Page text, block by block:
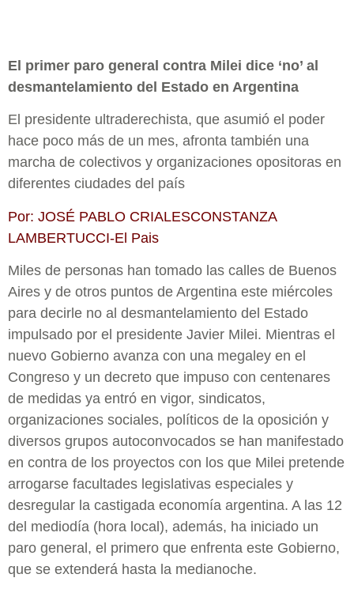
El primer paro general contra Milei dice ‘no’ al
desmantelamiento del Estado en Argentina
El presidente ultraderechista, que asumió el poder
hace poco más de un mes, afronta también una
marcha de colectivos y organizaciones opositoras en
diferentes ciudades del país
Por: JOSÉ PABLO CRIALESCONSTANZA
LAMBERTUCCI-El Pais
Miles de personas han tomado las calles de Buenos
Aires y de otros puntos de Argentina este miércoles
para decirle no al desmantelamiento del Estado
impulsado por el presidente Javier Milei. Mientras el
nuevo Gobierno avanza con una megaley en el
Congreso y un decreto que impuso con centenares
de medidas ya entró en vigor, sindicatos,
organizaciones sociales, políticos de la oposición y
diversos grupos autoconvocados se han manifestado
en contra de los proyectos con los que Milei pretende
arrogarse facultades legislativas especiales y
desregular la castigada economía argentina. A las 12
del mediodía (hora local), además, ha iniciado un
paro general, el primero que enfrenta este Gobierno,
que se extenderá hasta la medianoche.